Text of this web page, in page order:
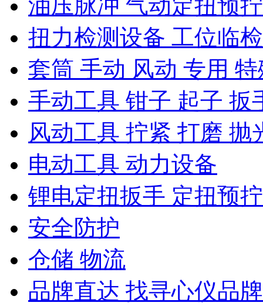
油压脉冲 气动定扭预
扭力检测设备 工位临
套筒 手动 风动 专用 特
手动工具 钳子 起子 扳
风动工具 拧紧 打磨 抛
电动工具 动力设备
锂电定扭扳手 定扭预
安全防护
仓储 物流
品牌直达 找寻心仪品牌